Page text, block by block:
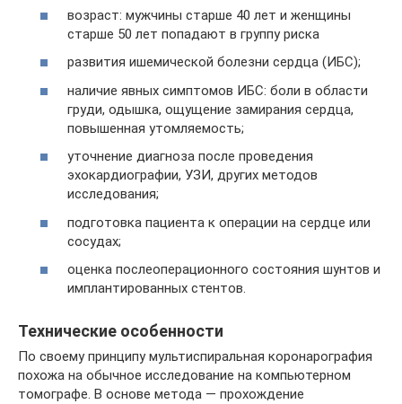
возраст: мужчины старше 40 лет и женщины
старше 50 лет попадают в группу риска
развития ишемической болезни сердца (ИБС);
наличие явных симптомов ИБС: боли в области
груди, одышка, ощущение замирания сердца,
повышенная утомляемость;
уточнение диагноза после проведения
эхокардиографии, УЗИ, других методов
исследования;
подготовка пациента к операции на сердце или
сосудах;
оценка послеоперационного состояния шунтов и
имплантированных стентов.
Технические особенности
По своему принципу мультиспиральная коронарография
похожа на обычное исследование на компьютерном
томографе. В основе метода — прохождение